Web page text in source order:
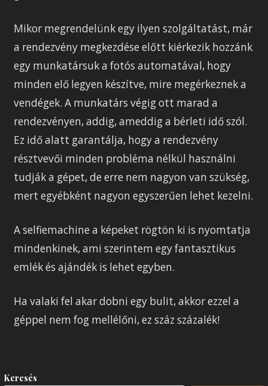
Mikor megrendelünk egy ilyen szolgáltatást, már
a rendezvény megkezdése előtt kiérkezik hozzánk
egy munkatársuk a fotós automatával, hogy
minden elő legyen készítve, mire megérkeznek a
vendégek. A munkatárs végig ott marad a
rendezvényen, addig, ameddig a bérleti idő szól.
Ez idő alatt garantálja, hogy a rendezvény
résztvevői minden probléma nélkül használni
tudják a gépet, de erre nem nagyon van szükség,
mert egyébként nagyon egyszerűen lehet kezelni.
A selfiemachine a képeket rögtön ki is nyomtatja
mindenkinek, ami szerintem egy fantasztikus
emlék és ajándék is lehet egyben.
Ha valaki fel akar dobni egy bulit, akkor ezzel a
géppel nem fog mellélőni, ez száz százalék!
Keresés